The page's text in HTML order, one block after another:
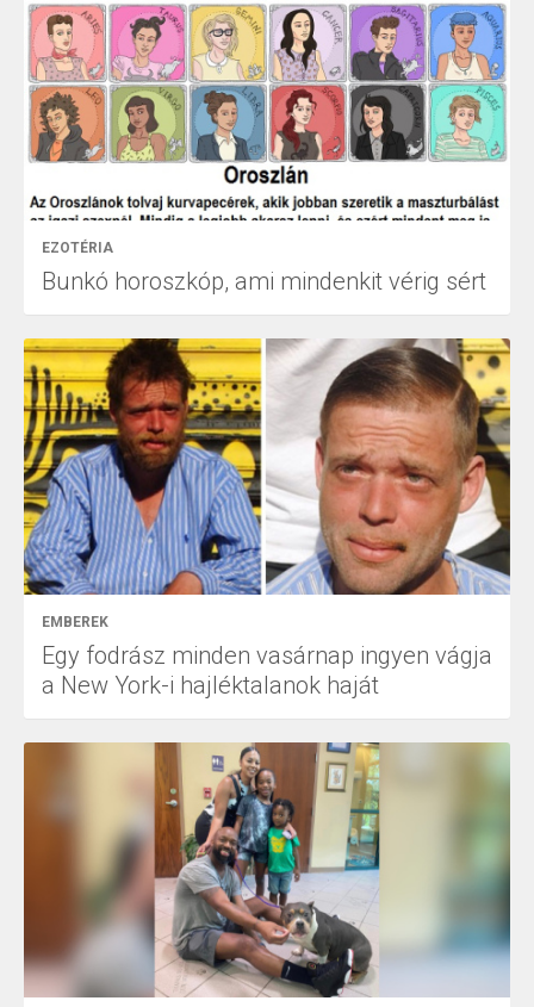
EZOTÉRIA
Bunkó horoszkóp, ami mindenkit vérig sért
EMBEREK
Egy fodrász minden vasárnap ingyen vágja
a New York-i hajléktalanok haját